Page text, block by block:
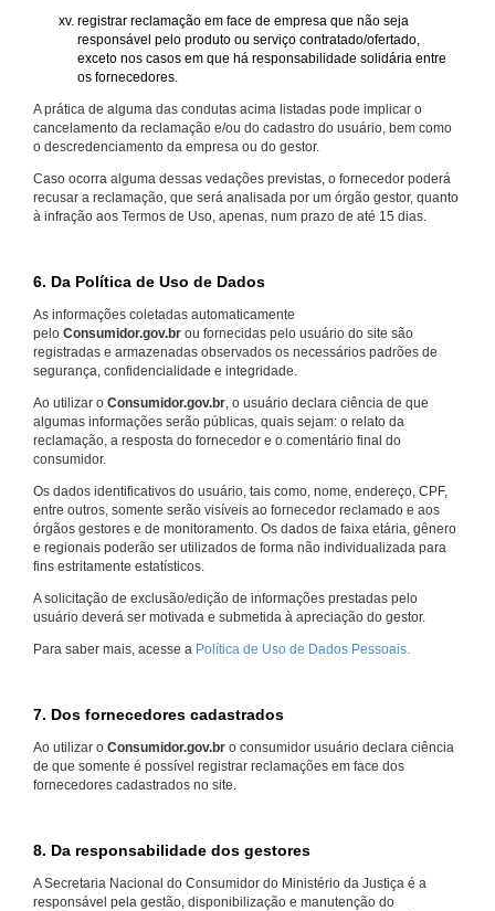
registrar reclamação em face de empresa que não seja
responsável pelo produto ou serviço contratado/ofertado,
exceto nos casos em que há responsabilidade solidária entre
os fornecedores.
A prática de alguma das condutas acima listadas pode implicar o
cancelamento da reclamação e/ou do cadastro do usuário, bem como
o descredenciamento da empresa ou do gestor.
Caso ocorra alguma dessas vedações previstas, o fornecedor poderá
recusar a reclamação, que será analisada por um órgão gestor, quanto
à infração aos Termos de Uso, apenas, num prazo de até 15 dias.
6. Da Política de Uso de Dados
As informações coletadas automaticamente
pelo Consumidor.gov.br ou fornecidas pelo usuário do site são
registradas e armazenadas observados os necessários padrões de
segurança, confidencialidade e integridade.
Ao utilizar o Consumidor.gov.br , o usuário declara ciência de que
algumas informações serão públicas, quais sejam: o relato da
reclamação, a resposta do fornecedor e o comentário final do
consumidor.
Os dados identificativos do usuário, tais como, nome, endereço, CPF,
entre outros, somente serão visíveis ao fornecedor reclamado e aos
órgãos gestores e de monitoramento. Os dados de faixa etária, gênero
e regionais poderão ser utilizados de forma não individualizada para
fins estritamente estatísticos.
A solicitação de exclusão/edição de informações prestadas pelo
usuário deverá ser motivada e submetida à apreciação do gestor.
Para saber mais, acesse a Política de Uso de Dados Pessoais.
7. Dos fornecedores cadastrados
Ao utilizar o Consumidor.gov.br o consumidor usuário declara ciência
de que somente é possível registrar reclamações em face dos
fornecedores cadastrados no site.
8. Da responsabilidade dos gestores
A Secretaria Nacional do Consumidor do Ministério da Justiça é a
responsável pela gestão, disponibilização e manutenção do